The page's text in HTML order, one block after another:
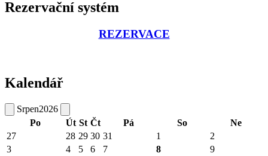
Rezervační systém
REZERVACE
Kalendář
Srpen2026
Po
Út St Čt Pá So
Ne
27
28 29 30 31 1
2
3
4 5 6 7 8 9